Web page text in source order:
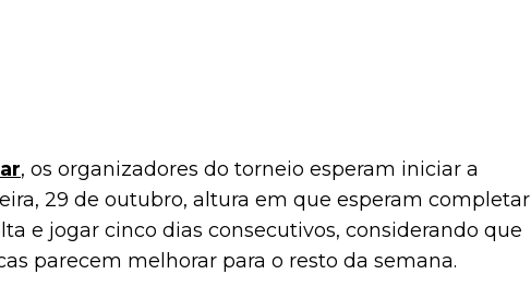
, os organizadores do torneio esperam iniciar a
29 de outubro, altura em que esperam completar
e jogar cinco dias consecutivos, considerando que
parecem melhorar para o resto da semana.